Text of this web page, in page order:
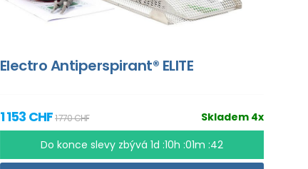
Electro Antiperspirant® ELITE
Skladem 4x
1 153 CHF1 770 CHF
Do konce slevy zbývá1d :10h :01m :41